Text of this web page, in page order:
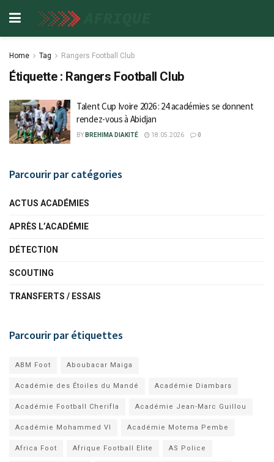
Home Tag Rangers Football Club
Étiquette : Rangers Football Club
Talent Cup Ivoire 2026 : 24 académies se donnent
rendez-vous à Abidjan
BY BREHIMA DIAKITÉ 18.05.2026 0
Parcourir par catégories
ACTUS ACADÉMIES
APRÈS L’ACADÉMIE
DÉTECTION
SCOUTING
TRANSFERTS / ESSAIS
Parcourir par étiquettes
ABM Foot Aboubacar Maiga
Académie des Étoiles du Mandé Académie Diambars
Académie Football Cherifla Académie Jean-Marc Guillou
Académie Mohammed VI Académie Motema Pembe
Africa Foot Afrique Football Elite AS Police